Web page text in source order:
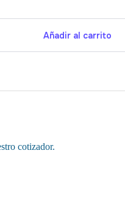
Añadir al carrito
cotizador.